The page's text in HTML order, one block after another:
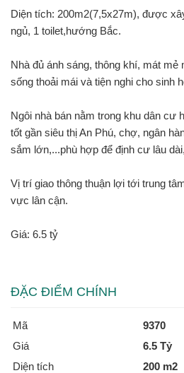
Diện tích: 200m2(7,5x27m), được
ngủ, 1 toilet,hướng Bắc.
Nhà đủ ánh sáng, thông khí, mát mẻ
sống thoải mái và tiện nghi cho sinh
Ngôi nhà bán nằm trong khu dân cư
tốt gần siêu thị An Phú, chợ, ngân
sắm lớn,...phù hợp để định cư lâu
Vị trí giao thông thuận lợi tới trung
vực lân cận.
Giá: 6.5 tỷ
ĐẶC ĐIỂM CHÍNH
Mã
9370
Giá
6.5 Tỷ
Diện tích
200 m2